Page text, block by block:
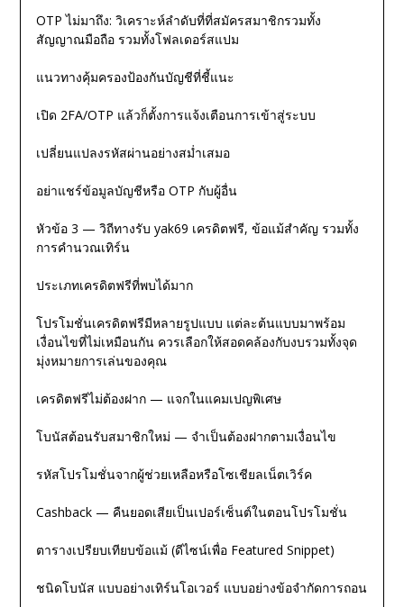
OTP ไม่มาถึง: วิเคราะห์ลำดับที่ที่สมัครสมาชิกรวมทั้ง
สัญญาณมือถือ รวมทั้งโฟลเดอร์สแปม
แนวทางคุ้มครองป้องกันบัญชีที่ชี้แนะ
เปิด 2FA/OTP แล้วก็ตั้งการแจ้งเตือนการเข้าสู่ระบบ
เปลี่ยนแปลงรหัสผ่านอย่างสม่ำเสมอ
อย่าแชร์ข้อมูลบัญชีหรือ OTP กับผู้อื่น
หัวข้อ 3 — วิถีทางรับ yak69 เครดิตฟรี, ข้อแม้สำคัญ รวมทั้ง
การคำนวณเทิร์น
ประเภทเครดิตฟรีที่พบได้มาก
โปรโมชั่นเครดิตฟรีมีหลายรูปแบบ แต่ละต้นแบบมาพร้อม
เงื่อนไขที่ไม่เหมือนกัน ควรเลือกให้สอดคล้องกับงบรวมทั้งจุด
มุ่งหมายการเล่นของคุณ
เครดิตฟรีไม่ต้องฝาก — แจกในแคมเปญพิเศษ
โบนัสต้อนรับสมาชิกใหม่ — จำเป็นต้องฝากตามเงื่อนไข
รหัสโปรโมชั่นจากผู้ช่วยเหลือหรือโซเชียลเน็ตเวิร์ค
Cashback — คืนยอดเสียเป็นเปอร์เซ็นต์ในตอนโปรโมชั่น
ตารางเปรียบเทียบข้อแม้ (ดีไซน์เพื่อ Featured Snippet)
ชนิดโบนัส แบบอย่างเทิร์นโอเวอร์ แบบอย่างข้อจำกัดการถอน